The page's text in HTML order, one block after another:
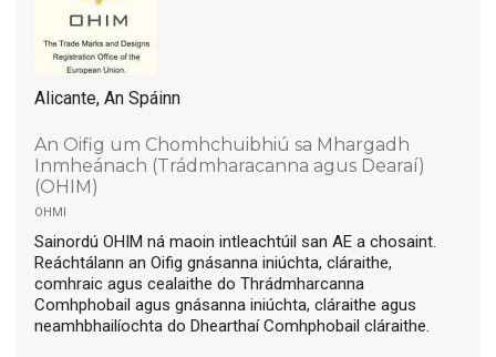
Alicante, An Spáinn
An Oifig um Chomhchuibhiú sa Mhargadh
Inmheánach (Trádmharacanna agus Dearaí)
(OHIM)
ohmi
Sainordú OHIM ná maoin intleachtúil san AE a chosaint.
Reáchtálann an Oifig gnásanna iniúchta, cláraithe,
comhraic agus cealaithe do Thrádmharcanna
Comhphobail agus gnásanna iniúchta, cláraithe agus
neamhbhailíochta do Dhearthaí Comhphobail cláraithe.